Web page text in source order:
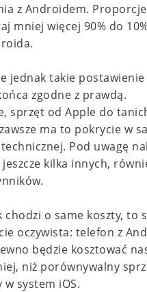
z Androidem. Proporcje
mniej więcej 90% do
jednak takie
zgodne z prawdą.
sprzęt od Apple do
ma to pokrycie w
Pod uwagę
kilka innych,
chodzi o same koszty, to
oczywista: telefon z
będzie kosztować
niż porównywalny
system iOS.